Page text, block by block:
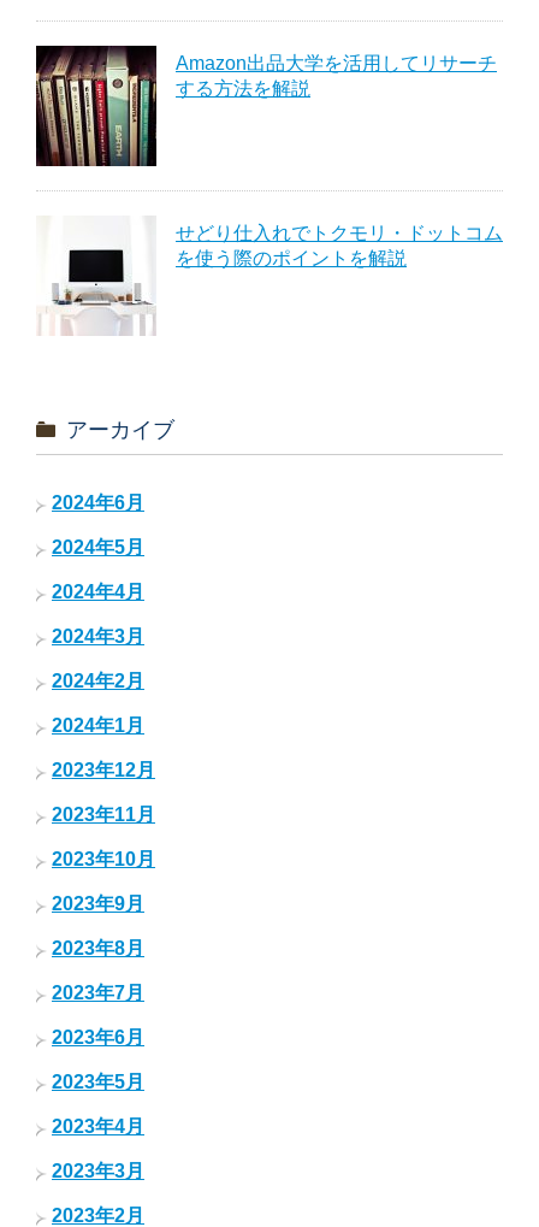
Amazon出品大学を活用してリサーチ
する方法を解説
せどり仕入れでトクモリ・ドットコム
を使う際のポイントを解説
アーカイブ
2024年6月
2024年5月
2024年4月
2024年3月
2024年2月
2024年1月
2023年12月
2023年11月
2023年10月
2023年9月
2023年8月
2023年7月
2023年6月
2023年5月
2023年4月
2023年3月
2023年2月